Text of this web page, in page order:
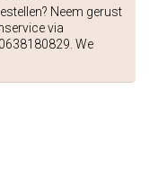
Neem gerust
via
We